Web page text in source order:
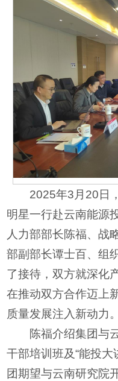
2025年3月20日
明星一行赴云南能源
人力部部长陈福、战
部副部长谭士百、组
了接待，双方就深化
在推动双方合作迈上
质量发展注入新动力。
陈福介绍集团与
干部培训班及“能投大
团期望与云南研究院